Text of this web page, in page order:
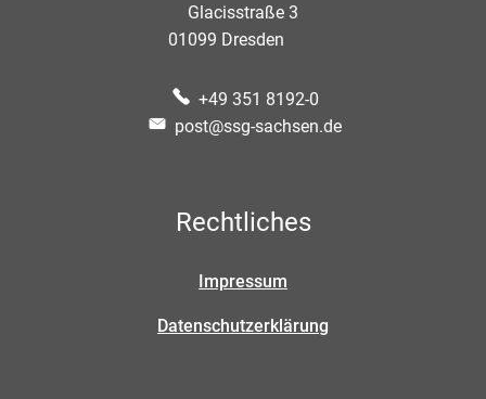
Glacisstraße 3
01099 Dresden
+49 351 8192-0
post@ssg-sachsen.de
Rechtliches
Impressum
Datenschutzerklärung